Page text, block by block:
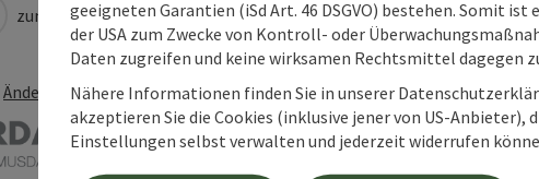
zum Merkzettel PDF erstellen Beitrag drucken
Änderung vorschlagen
geeigneten Garantien (iSd Art. 46 DSGVO) bestehen. Somit ist
der USA zum Zwecke von Kontroll- oder
Daten zugreifen und keine wirksamen Rechtsmittel dagegen
Nähere Informationen finden Sie in unserer
akzeptieren Sie die Cookies (inklusive jener von US-Anbieter),
Einstellungen selbst verwalten und jederzeit widerrufen